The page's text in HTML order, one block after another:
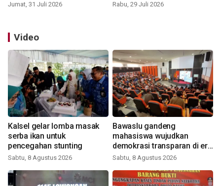
Jumat, 31 Juli 2026 Rabu, 29 Juli 2026
Video
Kalsel gelar lomba masak
serba ikan untuk
pencegahan stunting
Sabtu, 8 Agustus 2026
Bawaslu gandeng
mahasiswa wujudkan
demokrasi transparan di era
digital
Sabtu, 8 Agustus 2026